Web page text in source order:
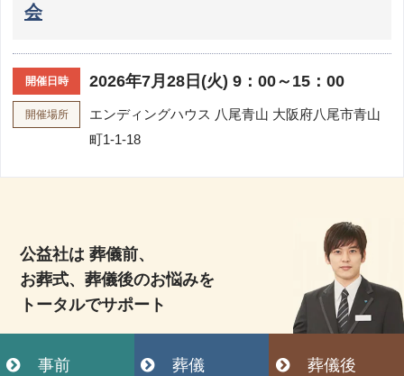
会
開催日時 2026年7月28日(火) 9：00～15：00
開催場所 エンディングハウス 八尾青山 大阪府八尾市青山
町1-1-18
公益社は 葬儀前、
お葬式、葬儀後のお悩みを
トータルでサポート
事前 葬儀 葬儀後